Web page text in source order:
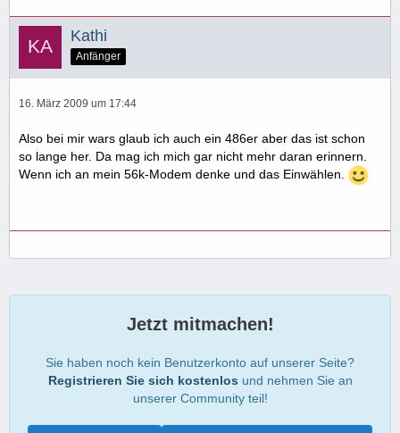
Kathi
Anfänger
16. März 2009 um 17:44
Also bei mir wars glaub ich auch ein 486er aber das ist schon
so lange her. Da mag ich mich gar nicht mehr daran erinnern.
Wenn ich an mein 56k-Modem denke und das Einwählen.
Jetzt mitmachen!
Sie haben noch kein Benutzerkonto auf unserer Seite?
Registrieren Sie sich kostenlos und nehmen Sie an
unserer Community teil!